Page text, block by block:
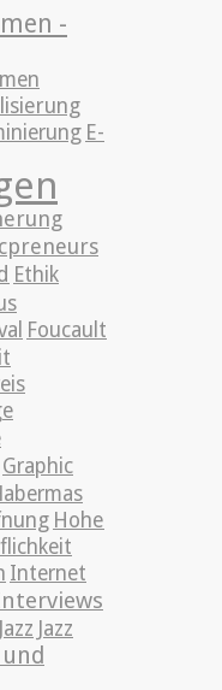
-
E-
Ethik
Foucault
Graphic
Hohe
Internet
Jazz Jazz
und